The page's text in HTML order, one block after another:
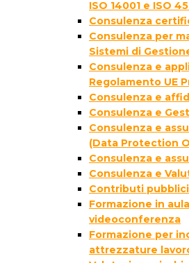
ISO 14001 e ISO
Consulenza
Consulenza per
Sistemi di
Consulenza e
Regolamento UE
Consulenza e
Consulenza e
Consulenza e
(Data Protection
Consulenza e
Consulenza e
Contributi
Formazione in
videoconferenza
Formazione per
attrezzature